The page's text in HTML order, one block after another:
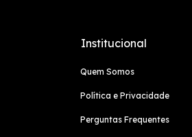
Institucional
Quem Somos
Política e Privacidade
Perguntas Frequentes